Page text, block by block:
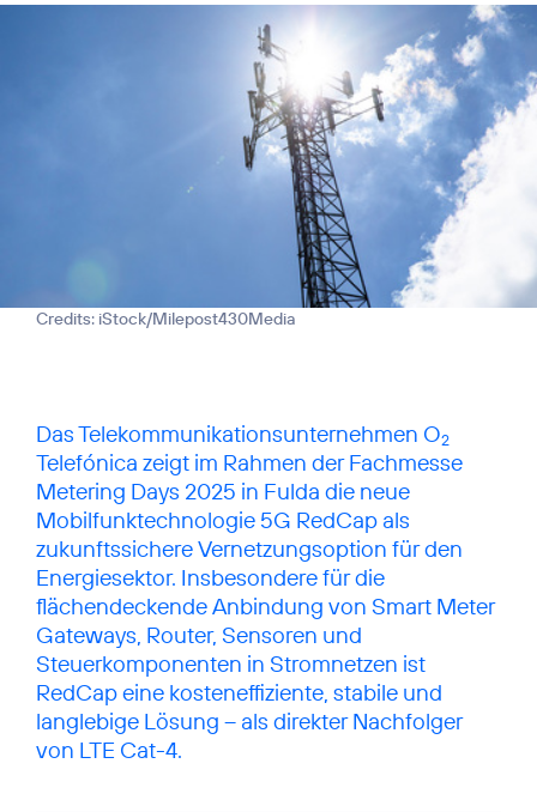
Credits: iStock/Milepost430Media
Das Telekommunikationsunternehmen O2
Telefónica zeigt im Rahmen der Fachmesse
Metering Days 2025 in Fulda die neue
Mobilfunktechnologie 5G RedCap als
zukunftssichere Vernetzungsoption für den
Energiesektor. Insbesondere für die
flächendeckende Anbindung von Smart Meter
Gateways, Router, Sensoren und
Steuerkomponenten in Stromnetzen ist
RedCap eine kosteneffiziente, stabile und
langlebige Lösung – als direkter Nachfolger
von LTE Cat-4.